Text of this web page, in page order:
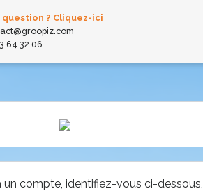
question ? Cliquez-ici
64 32 06
un compte, identifiez-vous ci-